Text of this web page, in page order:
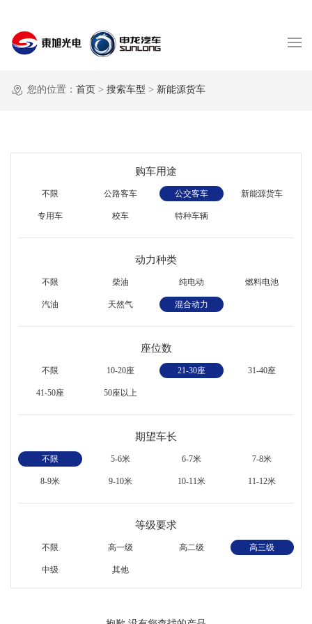
您的位置： 首页 > 搜索车型 > 新能源货车
购车用途
不限 公路客车 公交客车 新能源货车
专用车 校车 特种车辆
动力种类
不限 柴油 纯电动 燃料电池
汽油 天然气 混合动力
座位数
不限 10-20座 21-30座 31-40座
41-50座 50座以上
期望车长
不限 5-6米 6-7米 7-8米
8-9米 9-10米 10-11米 11-12米
等级要求
不限 高一级 高二级 高三级
中级 其他